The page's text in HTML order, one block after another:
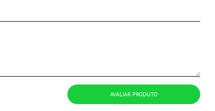
AVALIAR PRODUTO